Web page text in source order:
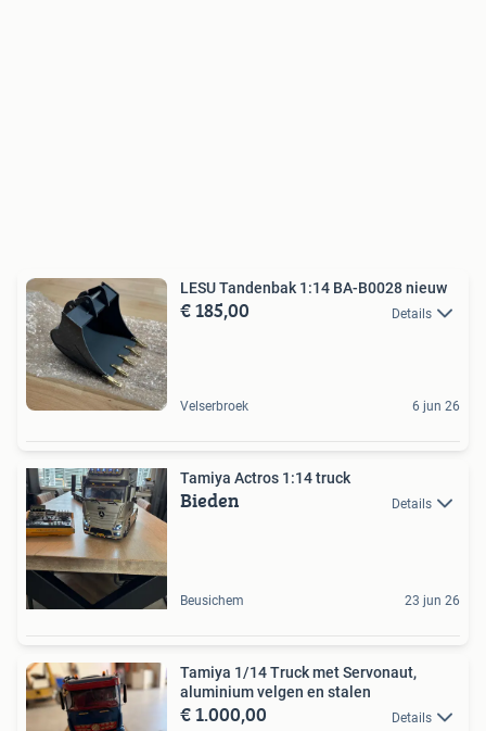
LESU Tandenbak 1:14 BA-B0028 nieuw
€ 185,00 Details
Velserbroek 6 jun 26
Tamiya Actros 1:14 truck
Bieden Details
Beusichem 23 jun 26
Tamiya 1/14 Truck met Servonaut,
aluminium velgen en stalen
€ 1.000,00 Details